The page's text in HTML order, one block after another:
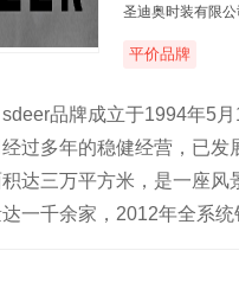
圣迪奥时装有限公
平价品牌
sdeer品牌成立于1994年5
过多年的稳健经营，已
达三万平方米，是一座
一千余家，2012年全系统